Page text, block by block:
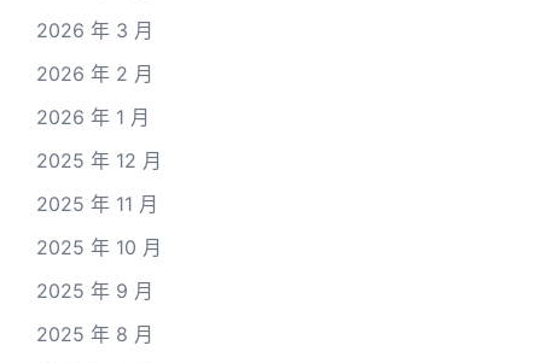
2026 年 3 月
2026 年 2 月
2026 年 1 月
2025 年 12 月
2025 年 11 月
2025 年 10 月
2025 年 9 月
2025 年 8 月